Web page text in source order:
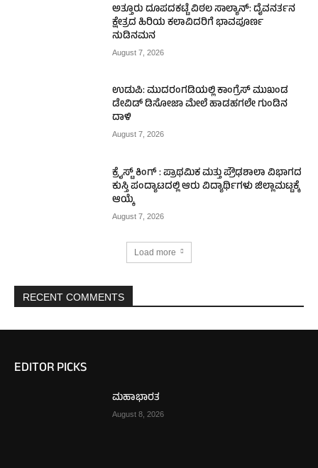
ಅತ್ತೂರು ದೂಪದಕಟ್ಟೆ ವಿಠಲ ಸಾಲ್ಯಾನ್: ದೈವನರ್ತನ
ಕ್ಷೇತ್ರದ ಹಿರಿಯ ಕಲಾವಿದರಿಗೆ ಭಾವಪೂರ್ಣ
ನುಡಿನಮನ
August 7, 2026
ಉಡುಪಿ: ಮುದರಂಗಡಿಯಲ್ಲಿ ಕಾಂಗ್ರೆಸ್ ಮುಖಂಡ
ಡೇವಿಡ್ ಡಿಸೋಜಾ ಮೇಲೆ ಹಾಡಹಗಲೇ ಗುಂಡಿನ
ದಾಳಿ
August 7, 2026
ಕ್ರೈಸ್ಟ್ ಕಿಂಗ್ : ಪ್ರಾಥಮಿಕ ಮತ್ತು ಪ್ರೌಢಶಾಲಾ ವಿಭಾಗದ
ಕುಸ್ತಿ ಪಂದ್ಯಾಟದಲ್ಲಿ ಆರು ವಿದ್ಯಾರ್ಥಿಗಳು ಜಿಲ್ಲಾಮಟ್ಟಕ್ಕೆ
ಆಯ್ಕೆ
August 7, 2026
Load more
RECENT COMMENTS
EDITOR PICKS
ಮಹಾಭಾರತ
August 8, 2026